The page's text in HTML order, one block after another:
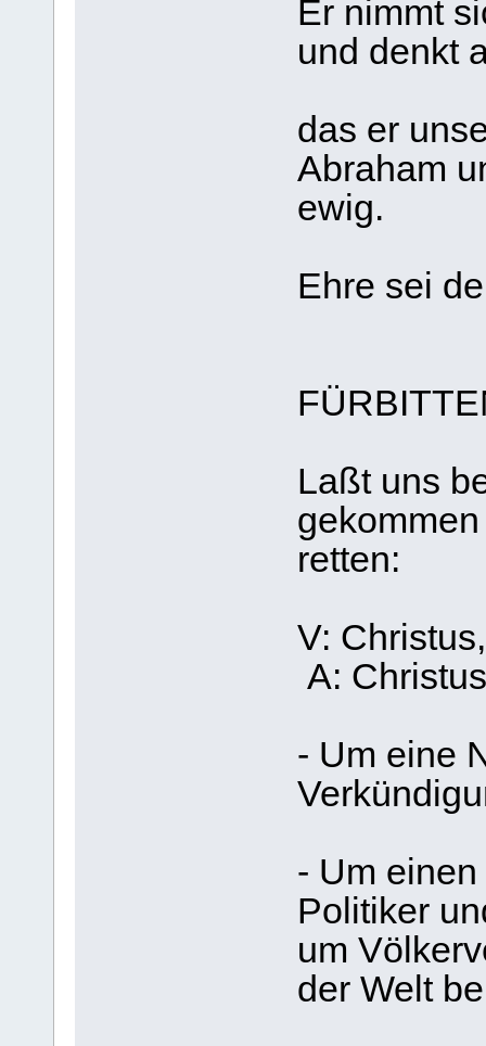
Er nimmt
und denkt
das er
Abraham
ewig.
Ehre sei
Laßt uns
retten:
V:
A:
- Um eine
- Um
Politiker
um
der Welt